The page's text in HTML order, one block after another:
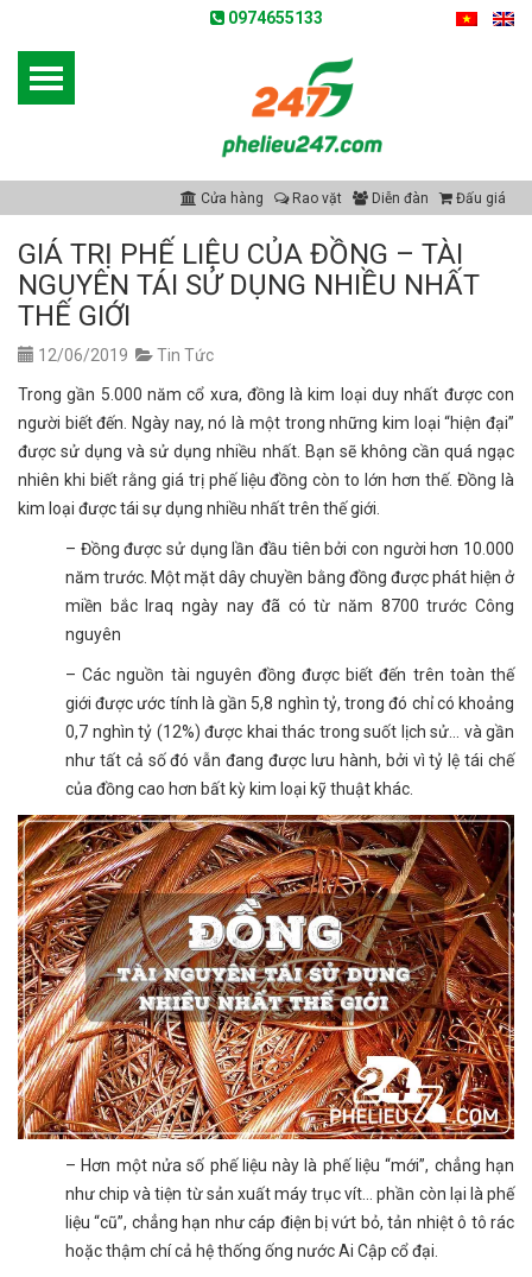
0974655133
Cửa hàng Rao vặt Diễn đàn Đấu giá
GIÁ TRỊ PHẾ LIỆU CỦA ĐỒNG – TÀI
NGUYÊN TÁI SỬ DỤNG NHIỀU NHẤT
THẾ GIỚI
12/06/2019 Tin Tức
Trong gần 5.000 năm cổ xưa, đồng là kim loại duy nhất được con
người biết đến. Ngày nay, nó là một trong những kim loại “hiện đại”
được sử dụng và sử dụng nhiều nhất. Bạn sẽ không cần quá ngạc
nhiên khi biết rằng giá trị phế liệu đồng còn to lớn hơn thế. Đồng là
kim loại được tái sự dụng nhiều nhất trên thế giới.
– Đồng được sử dụng lần đầu tiên bởi con người hơn 10.000
năm trước. Một mặt dây chuyền bằng đồng được phát hiện ở
miền bắc Iraq ngày nay đã có từ năm 8700 trước Công
nguyên
– Các nguồn tài nguyên đồng được biết đến trên toàn thế
giới được ước tính là gần 5,8 nghìn tỷ, trong đó chỉ có khoảng
0,7 nghìn tỷ (12%) được khai thác trong suốt lịch sử… và gần
như tất cả số đó vẫn đang được lưu hành, bởi vì tỷ lệ tái chế
của đồng cao hơn bất kỳ kim loại kỹ thuật khác.
– Hơn một nửa số phế liệu này là phế liệu “mới”, chẳng hạn
như chip và tiện từ sản xuất máy trục vít… phần còn lại là phế
liệu “cũ”, chẳng hạn như cáp điện bị vứt bỏ, tản nhiệt ô tô rác
hoặc thậm chí cả hệ thống ống nước Ai Cập cổ đại.